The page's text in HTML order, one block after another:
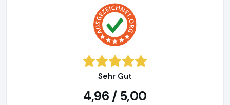
Sehr Gut
4,96 / 5,00